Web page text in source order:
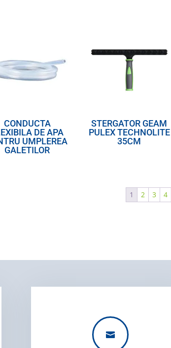
CONDUCTA
DE APA
UMPLEREA
GALETILOR
STERGATOR GEAM
PULEX TECHNOLITE
35CM
1 2 3 4
